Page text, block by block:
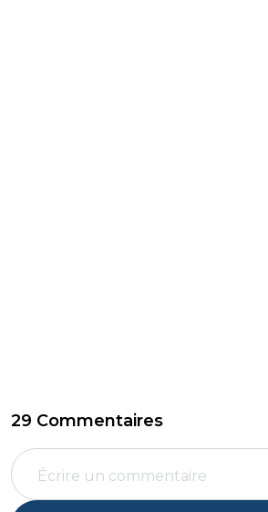
29 Commentaires